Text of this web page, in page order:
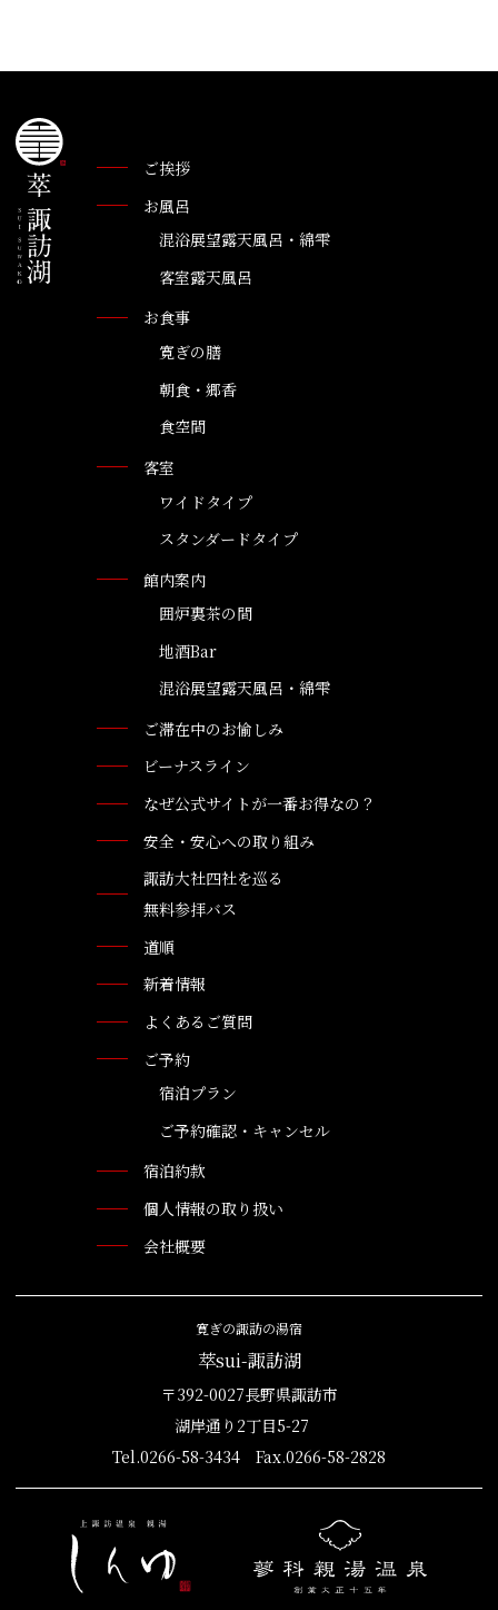
ご挨拶
お風呂
混浴展望露天風呂・綿雫
客室露天風呂
お食事
寛ぎの膳
朝食・郷香
食空間
客室
ワイドタイプ
スタンダードタイプ
館内案内
囲炉裏茶の間
地酒Bar
混浴展望露天風呂・綿雫
ご滞在中のお愉しみ
ビーナスライン
なぜ公式サイトが一番お得なの？
安全・安心への取り組み
諏訪大社四社を巡る
無料参拝バス
道順
新着情報
よくあるご質問
ご予約
宿泊プラン
ご予約確認・キャンセル
宿泊約款
個人情報の取り扱い
会社概要
寛ぎの諏訪の湯宿
萃sui-諏訪湖
〒392-0027長野県諏訪市
湖岸通り2丁目5-27
Tel.0266-58-3434 Fax.0266-58-2828